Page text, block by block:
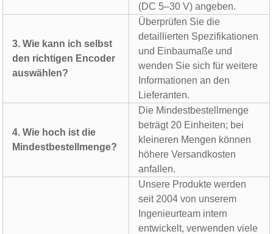
(DC 5–30 V) angeben.
3. Wie kann ich selbst
den richtigen Encoder
auswählen?
Überprüfen Sie die
detaillierten Spezifikationen
und Einbaumaße und
wenden Sie sich für weitere
Informationen an den
Lieferanten.
4. Wie hoch ist die
Mindestbestellmenge?
Die Mindestbestellmenge
beträgt 20 Einheiten; bei
kleineren Mengen können
höhere Versandkosten
anfallen.
Unsere Produkte werden
seit 2004 von unserem
Ingenieurteam intern
entwickelt, verwenden viele